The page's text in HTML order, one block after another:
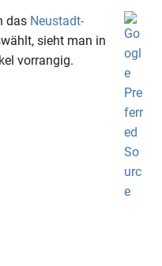
das Neustadt-
sieht man in
vorrangig.